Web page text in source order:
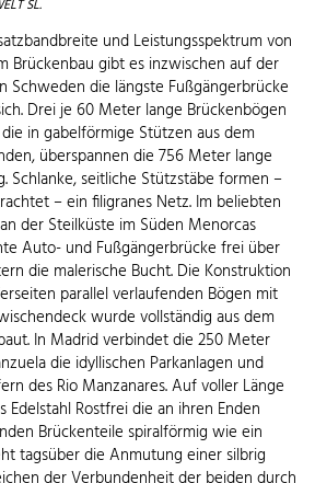
SL.
und Leistungsspektrum von
Brückenbau gibt es inzwischen auf der
Schweden die längste Fußgängerbrücke
Drei je 60 Meter lange Brückenbögen
in gabelförmige Stützen aus dem
überspannen die 756 Meter lange
Schlanke, seitliche Stützstäbe formen –
– ein filigranes Netz. Im beliebten
der Steilküste im Süden Menorcas
Auto- und Fußgängerbrücke frei über
die malerische Bucht. Die Konstruktion
parallel verlaufenden Bögen mit
wurde vollständig aus dem
In Madrid verbindet die 250 Meter
die idyllischen Parkanlagen und
des Rio Manzanares. Auf voller Länge
Edelstahl Rostfrei die an ihren Enden
Brückenteile spiralförmig wie ein
tagsüber die Anmutung einer silbrig